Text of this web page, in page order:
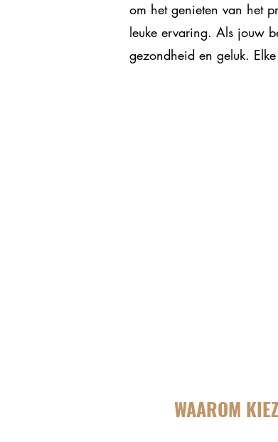
om het genieten van het
leuke ervaring. Als jouw
gezondheid en geluk.
WAAROM